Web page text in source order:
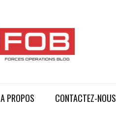
A PROPOS CONTACTEZ-NOUS